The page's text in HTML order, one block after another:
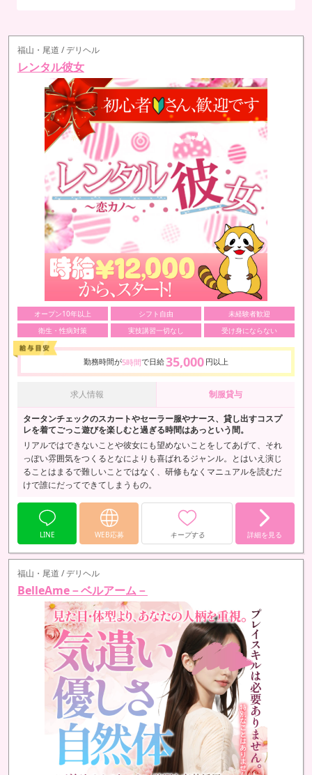
福山・尾道 / デリヘル
レンタル彼女
オープン10年以上 シフト自由
未経験者歓迎
衛生・性病対策
実技講習一切なし 受け身にならない
勤務時間が5時間で日給35,000 円以上
求人情報 制服貸与
タータンチェックのスカートやセーラー服やナース、貸し出すコスプ
レを着てごっこ遊びを楽しむと過ぎる時間はあっという間。
リアルではできないことや彼女にも望めないことをしてあげて、それ
っぽい雰囲気をつくるとなによりも喜ばれるジャンル。とはいえ演じ
ることはまるで難しいことではなく、研修もなくマニュアルを読むだ
けで誰にだってできてしまうもの。
LINE WEB応募 キープする 詳細を見る
福山・尾道 / デリヘル
BelleAme－ベルアーム－